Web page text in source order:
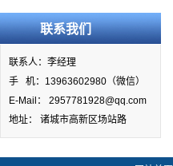
联系我们
联系人：李经理
手 机：13963602980（微信）
E-Mail： 2957781928@qq.com
地址： 诸城市高新区场站路